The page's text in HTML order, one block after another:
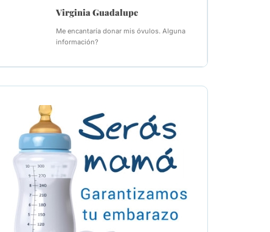
Virginia Guadalupe
Me encantaría donar mis óvulos. Alguna
información?